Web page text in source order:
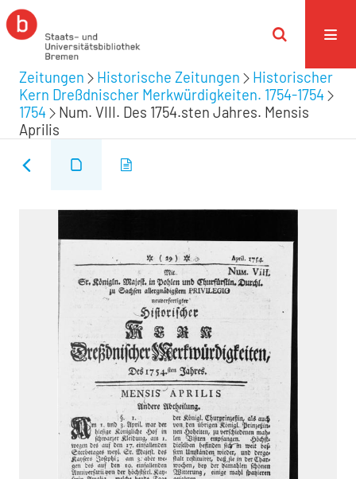
Zeitungen Historische Zeitungen
Historischer
Kern Dreßdnischer Merkwürdigkeiten. 1754-1754
1754
Num. VIII. Des 1754.sten Jahres. Mensis
Aprilis